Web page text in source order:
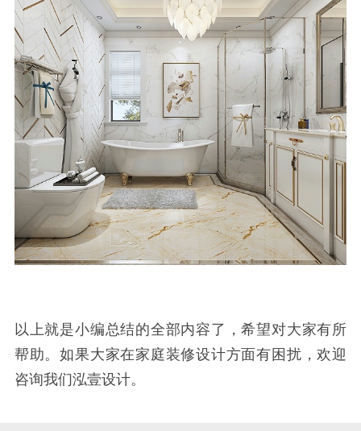
以上就是小编总结的全部内容了，希望对大家有所
帮助。如果大家在家庭装修设计方面有困扰，欢迎
咨询我们泓壹设计。